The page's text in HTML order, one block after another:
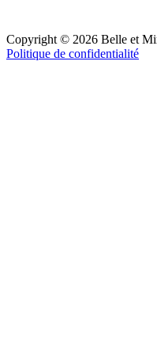
Copyright © 2026 Belle et
Politique de confidentialité